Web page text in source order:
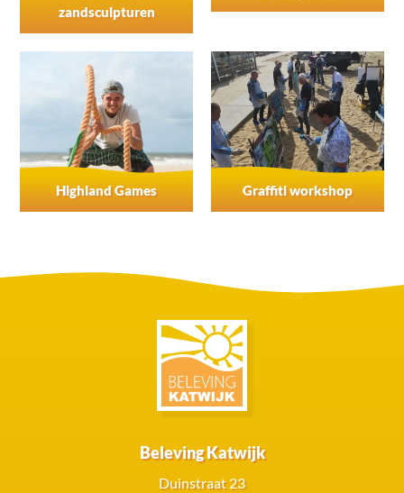
zandsculpturen
Highland Games Graffiti workshop
Beleving Katwijk
Duinstraat 23